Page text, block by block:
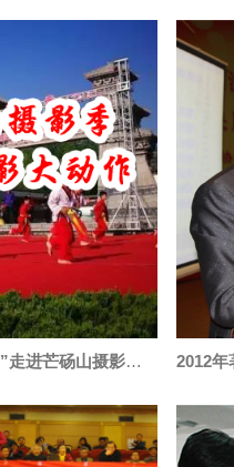
2017“我的摄影我的团”走进芒砀山摄影季｜中国